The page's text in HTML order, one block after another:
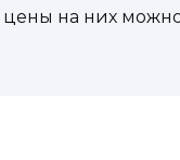
на них можно